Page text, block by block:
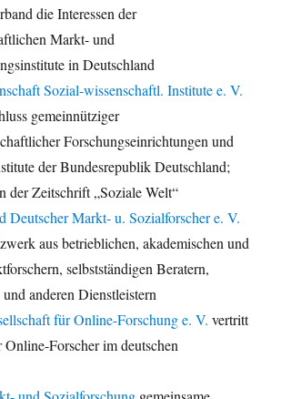
die Interessen der
Markt- und
in Deutschland
Sozial-wissenschaftl. Institute e. V.
gemeinnütziger
Forschungseinrichtungen und
der Bundesrepublik Deutschland;
der Zeitschrift „Soziale Welt“
Deutscher Markt- u. Sozialforscher e. V.
aus betrieblichen, akademischen und
selbstständigen Beratern,
anderen Dienstleistern
für Online-Forschung e. V. vertritt
Online-Forscher im deutschen